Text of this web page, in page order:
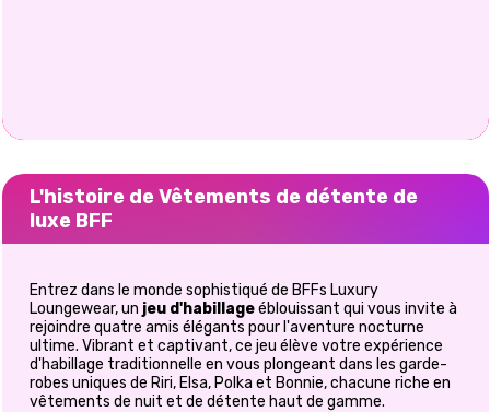
L'histoire de Vêtements de détente de
luxe BFF
Entrez dans le monde sophistiqué de BFFs Luxury
Loungewear, un jeu d'habillageéblouissant qui vous invite à
rejoindre quatre amis élégants pour l'aventure nocturne
ultime. Vibrant et captivant, ce jeu élève votre expérience
d'habillage traditionnelle en vous plongeant dans les garde-
robes uniques de Riri, Elsa, Polka et Bonnie, chacune riche en
vêtements de nuit et de détente haut de gamme.